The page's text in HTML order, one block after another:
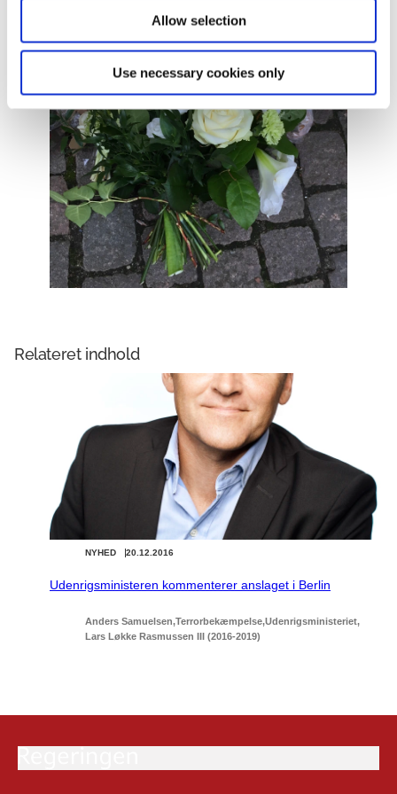
Allow selection
Use necessary cookies only
Relateret indhold
20.12.2016
NYHED
Udenrigsministeren kommenterer anslaget i Berlin
Anders Samuelsen Terrorbekæmpelse Udenrigsministeriet
Lars Løkke Rasmussen III (2016-2019)